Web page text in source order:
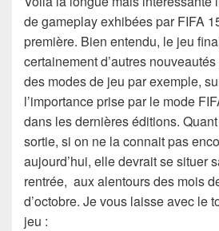
de gameplay exhibées par FIFA
première. Bien entendu, le jeu
certainement d’autres
des modes de jeu par exemple,
l’importance prise par le mode
dans les dernières éditions.
sortie, si on ne la connait pas
aujourd’hui, elle devrait se situer
rentrée, aux alentours des mois
d’octobre. Je vous laisse avec le
jeu :